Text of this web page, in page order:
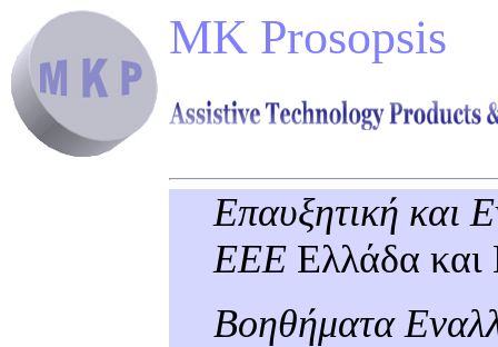
MK Prosopsis
Επαυξητική και
ΕΕΕ Ελλάδα
Βοηθήματα